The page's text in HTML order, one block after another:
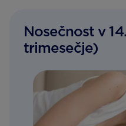
Nosečnost v
trimesečje)